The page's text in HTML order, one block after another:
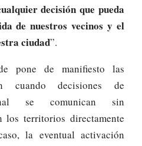
decisión que pueda
de nuestros vecinos y el
ciudad”.
pone de manifiesto las
cuando decisiones de
se comunican sin
los territorios directamente
la eventual activación